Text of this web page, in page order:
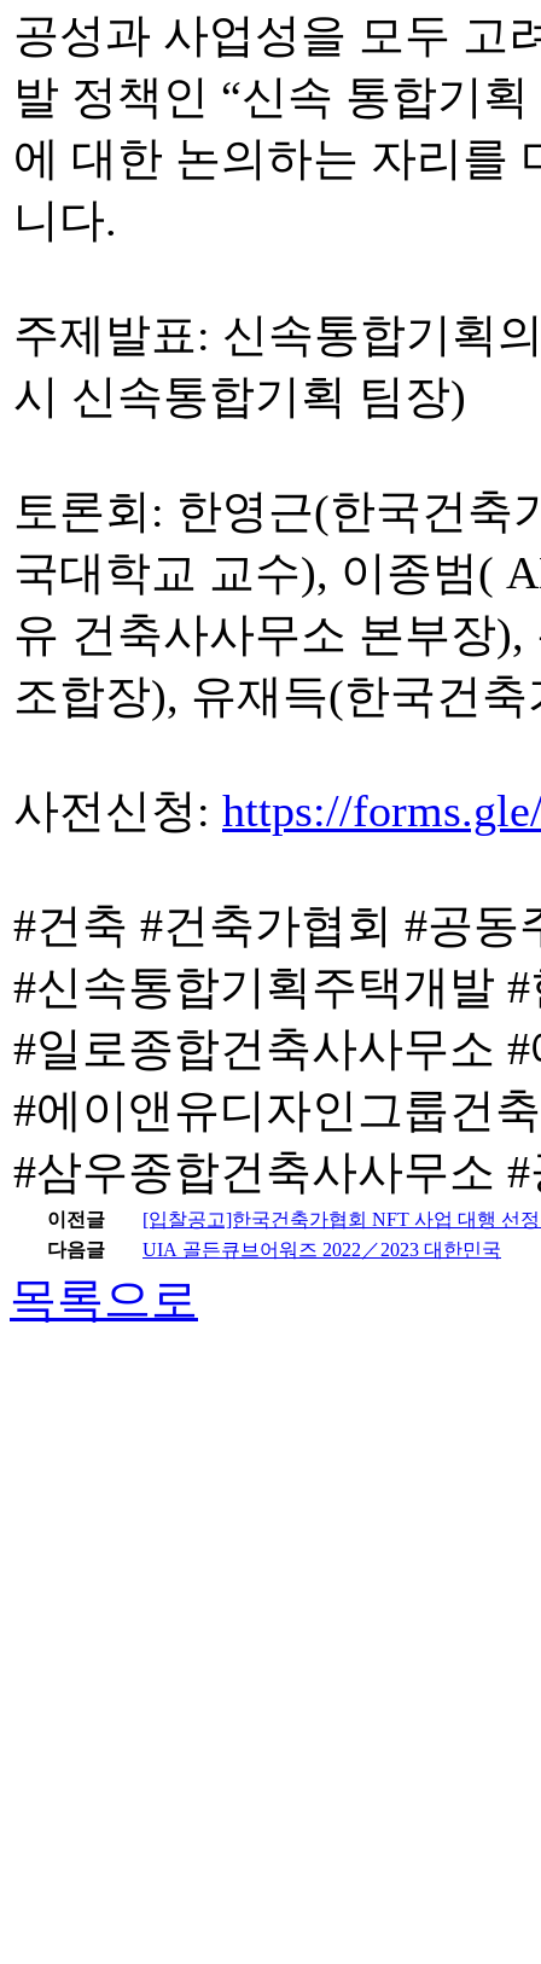
공성과 사업성을 모두 고
발 정책인 “신속 통합기
에 대한 논의하는 자리를
니다.
주제발표: 신속통합기획
시 신속통합기획 팀장)
토론회: 한영근(한국건축
국대학교 교수), 이종범(
유 건축사사무소 본부장
조합장), 유재득(한국건
사전신청: https://
#건축 #건축가협회 #공
#신속통합기획주택개발
#일로종합건축사사무소
#에이앤유디자인그룹건
#삼우종합건축사사무소
이전글
[입찰공고]한국건축가협회 NFT 사업 대행 선
다음글
UIA 골든큐브어워즈 2022／2023 대한민국
목록으로